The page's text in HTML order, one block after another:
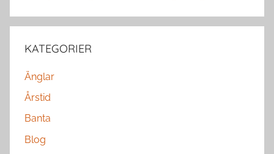
KATEGORIER
Änglar
Årstid
Banta
Blog